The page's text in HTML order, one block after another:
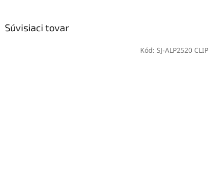
Súvisiaci tovar
Kód: SJ-ALP2520 CLIP